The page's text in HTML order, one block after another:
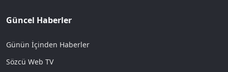
Güncel Haberler
Günün İçinden Haberler
Sözcü Web TV